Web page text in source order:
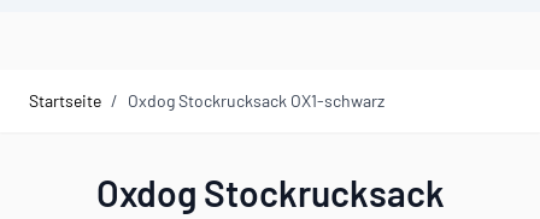
Startseite / Oxdog Stockrucksack OX1-schwarz
Oxdog Stockrucksack